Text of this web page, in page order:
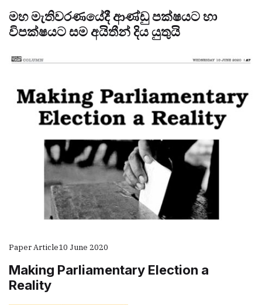
මහ මැතිවරණයේදී ආණ්ඩු පක්ෂයට හා
විපක්ෂයට සම අයිතීන් දිය යුතුයි
Paper Article10 June 2020
Making Parliamentary Election a
Reality